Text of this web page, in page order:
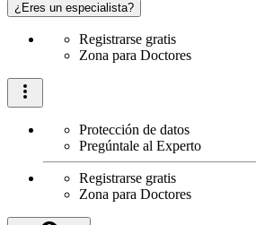
¿Eres un especialista?
Registrarse gratis
Zona para Doctores
Protección de datos
Pregúntale al Experto
Registrarse gratis
Zona para Doctores